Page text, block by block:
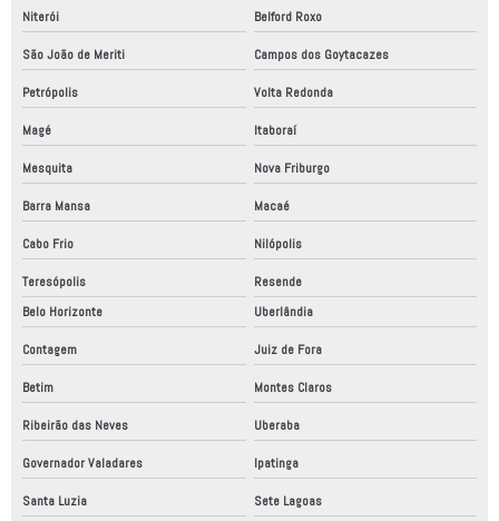
Empresa de montagem eletromecânica
Empresa de robótica
Empresa de robótica no brasil
Empresa que faz automação comercial
Empresas de automação robótica
Empresas de fabricação de equipamentos industriais
Empresas de montagem de painéis elétricos
Empresas de robôs industriais
Empresas de robótica industrial
Empresas especializadas em automação industrial
Niterói Belford Roxo
São João de Meriti Campos dos Goytacazes
Petrópolis Volta Redonda
Magé Itaboraí
Mesquita Nova Friburgo
Barra Mansa Macaé
Cabo Frio Nilópolis
Teresópolis
Resende
Belo Horizonte
Uberlândia
Contagem Juiz de Fora
Betim Montes Claros
Ribeirão das Neves Uberaba
Governador Valadares Ipatinga
Santa Luzia Sete Lagoas